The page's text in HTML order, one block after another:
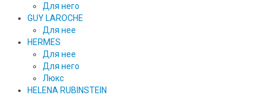
Для него
GUY LAROCHE
Для нее
HERMES
Для нее
Для него
Люкс
HELENA RUBINSTEIN